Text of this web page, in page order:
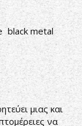
black metal
μιας και
να